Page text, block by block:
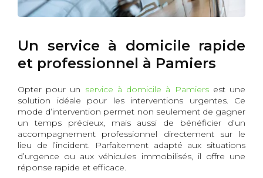
Un service à domicile rapide
et professionnel à Pamiers
Opter pour un service à domicile à Pamiersest une
solution idéale pour les interventions urgentes. Ce
mode d’intervention permet non seulement de gagner
un temps précieux, mais aussi de bénéficier d’un
accompagnement professionnel directement sur le
lieu de l’incident. Parfaitement adapté aux situations
d’urgence ou aux véhicules immobilisés, il offre une
réponse rapide et efficace.